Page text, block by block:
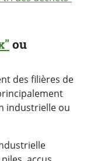
ou
des filières de
industrielle ou